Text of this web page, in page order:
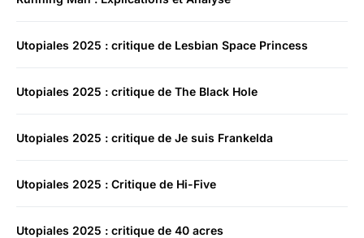
Utopiales 2025 : critique de Lesbian Space Princess
Utopiales 2025 : critique de The Black Hole
Utopiales 2025 : critique de Je suis Frankelda
Utopiales 2025 : Critique de Hi-Five
Utopiales 2025 : critique de 40 acres